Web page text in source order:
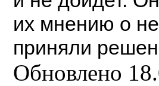
их мнению о
приняли
Обновлено